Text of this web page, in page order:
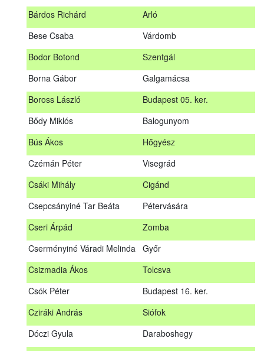
Bárdos Richárd
Arló
Bese Csaba
Várdomb
Bodor Botond
Szentgál
Borna Gábor
Galgamácsa
Boross László
Budapest 05. ker.
Bődy Miklós
Balogunyom
Bús Ákos
Hőgyész
Czémán Péter
Visegrád
Csáki Mihály
Cigánd
Csepcsányiné Tar Beáta
Pétervására
Cseri Árpád
Zomba
Cserményiné Váradi Melinda Győr
Csizmadia Ákos
Tolcsva
Csók Péter
Budapest 16. ker.
Cziráki András
Siófok
Dóczi Gyula
Daraboshegy
Tiszanána
Almamellék
Felsőtárkány
Balogh Máté
Baranyajenő
Arló
Várdomb
Bodor Botond
Szentgál
Boross László
Bődy Miklós
Bús Ákos
Hőgyész
Barcs
Cseri Árpád